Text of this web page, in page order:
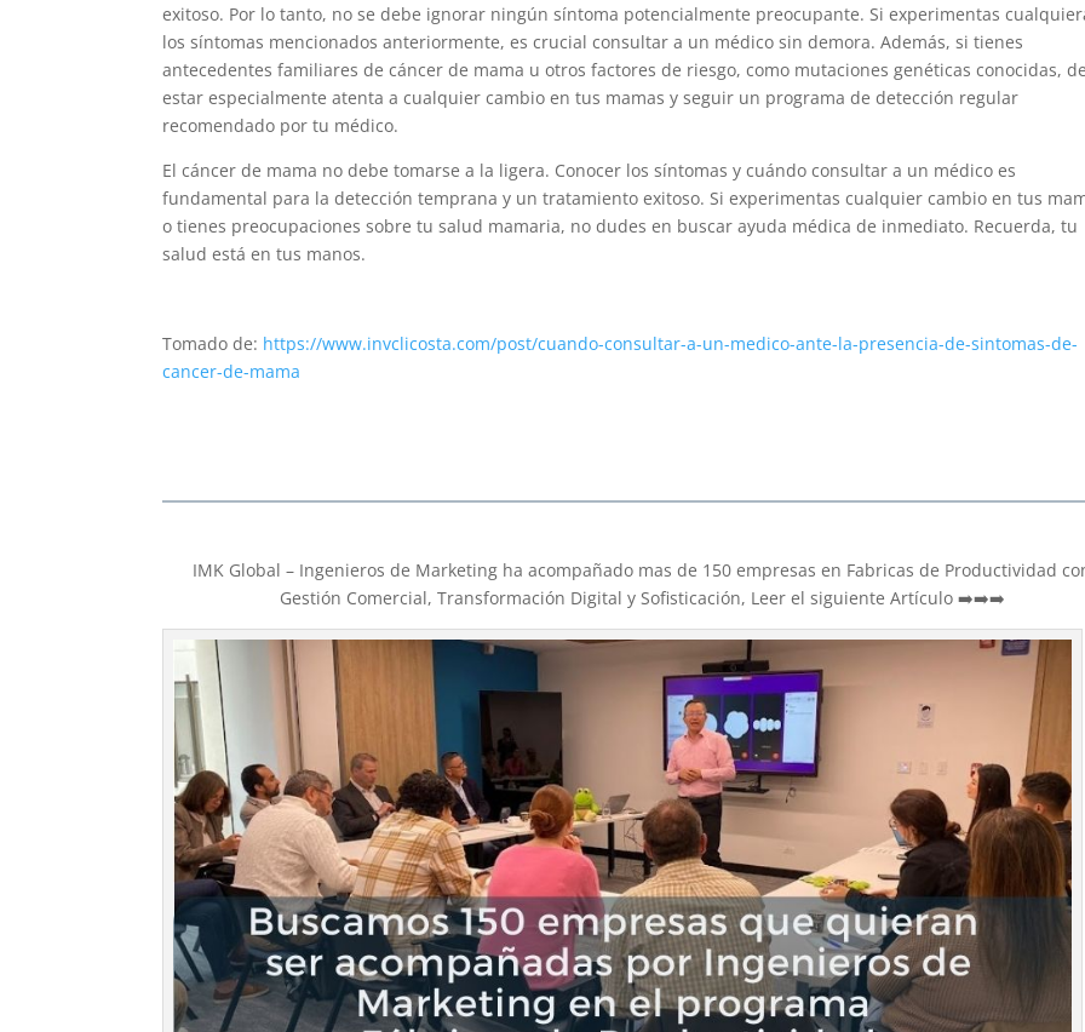
exitoso. Por lo tanto, no se debe ignorar ningún síntoma potencialmente preocupante. Si experimentas
los síntomas mencionados anteriormente, es crucial consultar a un médico sin demora. Además, si tienes
antecedentes familiares de cáncer de mama u otros factores de riesgo, como mutaciones genéticas conocidas,
estar especialmente atenta a cualquier cambio en tus mamas y seguir un programa de detección regular
recomendado por tu médico.
El cáncer de mama no debe tomarse a la ligera. Conocer los síntomas y cuándo consultar a un médico es
fundamental para la detección temprana y un tratamiento exitoso. Si experimentas cualquier cambio en tus
o tienes preocupaciones sobre tu salud mamaria, no dudes en buscar ayuda médica de inmediato. Recuerda, tu
salud está en tus manos.
Tomado de: https://www.invclicosta.com/post/cuando-consultar-a-un-medico-ante-la-presencia-de-sintomas-de-
cancer-de-mama
IMK Global – Ingenieros de Marketing ha acompañado mas de 150 empresas en Fabricas de Productividad
Gestión Comercial, Transformación Digital y Sofisticación, Leer el siguiente Artículo ➡️➡️➡️